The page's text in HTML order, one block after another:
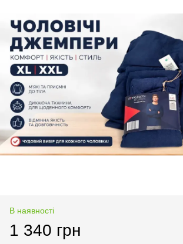
В наявності
1 340 грн